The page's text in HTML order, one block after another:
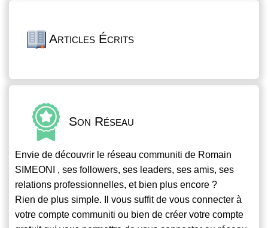
Articles Écrits
Son Réseau
Envie de découvrir le réseau communiti de Romain
SIMEONI , ses followers, ses leaders, ses amis, ses
relations professionnelles, et bien plus encore ?
Rien de plus simple. Il vous suffit de vous connecter à
votre compte communiti ou bien de créer votre compte